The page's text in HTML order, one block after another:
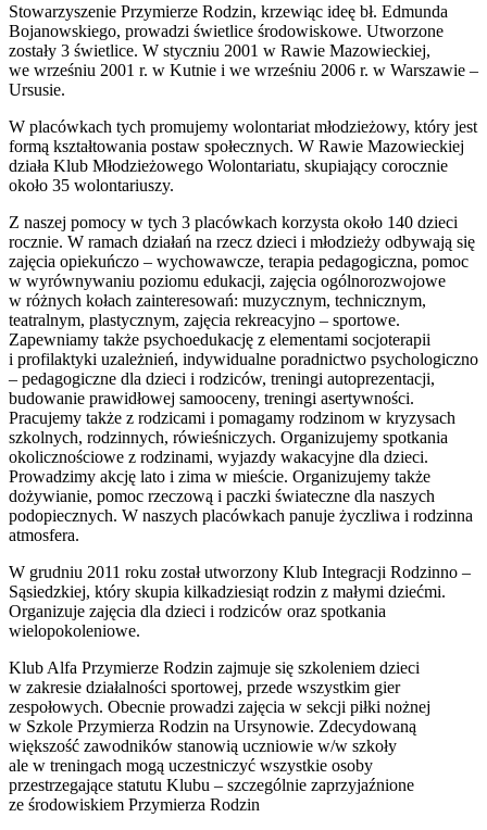
Stowarzyszenie Przymierze Rodzin, krzewiąc ideę bł. Edmunda
Bojanowskiego, prowadzi świetlice środowiskowe. Utworzone
zostały 3 świetlice. W styczniu 2001 w Rawie Mazowieckiej,
we wrześniu 2001 r. w Kutnie i we wrześniu 2006 r. w Warszawie –
Ursusie.
W placówkach tych promujemy wolontariat młodzieżowy, który jest
formą kształtowania postaw społecznych. W Rawie Mazowieckiej
działa Klub Młodzieżowego Wolontariatu, skupiający corocznie
około 35 wolontariuszy.
Z naszej pomocy w tych 3 placówkach korzysta około 140 dzieci
rocznie. W ramach działań na rzecz dzieci i młodzieży odbywają się
zajęcia opiekuńczo – wychowawcze, terapia pedagogiczna, pomoc
w wyrównywaniu poziomu edukacji, zajęcia ogólnorozwojowe
w różnych kołach zainteresowań: muzycznym, technicznym,
teatralnym, plastycznym, zajęcia rekreacyjno – sportowe.
Zapewniamy także psychoedukację z elementami socjoterapii
i profilaktyki uzależnień, indywidualne poradnictwo psychologiczno
– pedagogiczne dla dzieci i rodziców, treningi autoprezentacji,
budowanie prawidłowej samooceny, treningi asertywności.
Pracujemy także z rodzicami i pomagamy rodzinom w kryzysach
szkolnych, rodzinnych, rówieśniczych. Organizujemy spotkania
okolicznościowe z rodzinami, wyjazdy wakacyjne dla dzieci.
Prowadzimy akcję lato i zima w mieście. Organizujemy także
dożywianie, pomoc rzeczową i paczki świateczne dla naszych
podopiecznych. W naszych placówkach panuje życzliwa i rodzinna
atmosfera.
W grudniu 2011 roku został utworzony Klub Integracji Rodzinno –
Sąsiedzkiej, który skupia kilkadziesiąt rodzin z małymi dziećmi.
Organizuje zajęcia dla dzieci i rodziców oraz spotkania
wielopokoleniowe.
Klub Alfa Przymierze Rodzin zajmuje się szkoleniem dzieci
w zakresie działalności sportowej, przede wszystkim gier
zespołowych. Obecnie prowadzi zajęcia w sekcji piłki nożnej
w Szkole Przymierza Rodzin na Ursynowie. Zdecydowaną
większość zawodników stanowią uczniowie w/w szkoły
ale w treningach mogą uczestniczyć wszystkie osoby
przestrzegające statutu Klubu – szczególnie zaprzyjaźnione
ze środowiskiem Przymierza Rodzin